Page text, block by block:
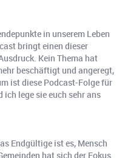
in unserem Leben
bringt einen dieser
Kein Thema hat
beschäftigt und angeregt,
ist diese Podcast-Folge für
ich lege sie euch sehr ans
Endgültige ist es, Mensch
hat sich der Fokus